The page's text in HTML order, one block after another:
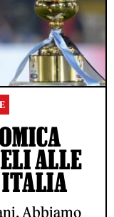
ALLE
ITALIA
Abbiamo